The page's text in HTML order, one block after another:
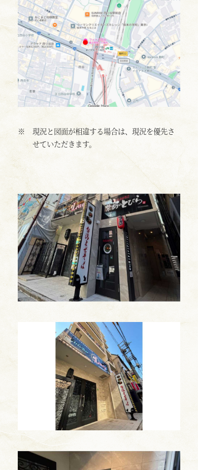
※
現況と図面が相違する場合は、現況を優先さ
せていただきます。